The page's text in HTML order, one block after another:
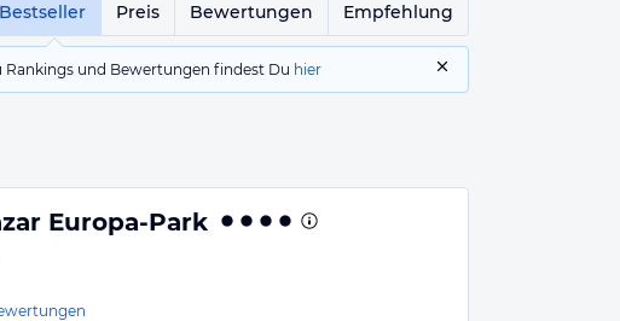
Bestseller Preis Bewertungen Empfehlung
und Bewertungen findest Du hier
Europa-Park